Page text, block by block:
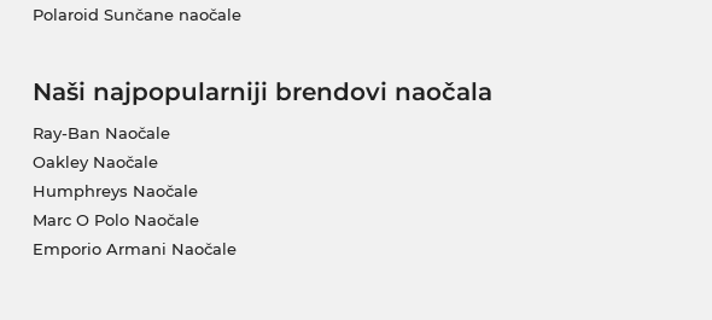
Polaroid Sunčane naočale
Naši najpopularniji brendovi naočala
Ray-Ban Naočale
Oakley Naočale
Humphreys Naočale
Marc O Polo Naočale
Emporio Armani Naočale